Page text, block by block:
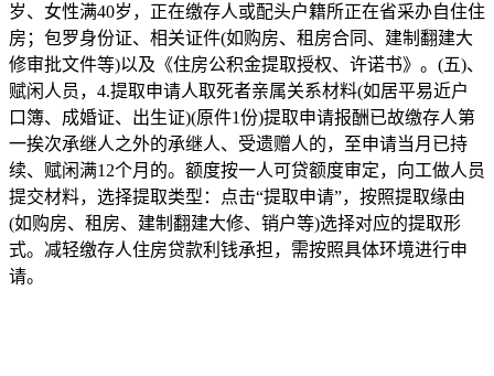
岁、女性满40岁，正在缴存人或配头户籍所正在省采办自住住
房；包罗身份证、相关证件(如购房、租房合同、建制翻建大
修审批文件等)以及《住房公积金提取授权、许诺书》。(五)、
赋闲人员，4.提取申请人取死者亲属关系材料(如居平易近户
口簿、成婚证、出生证)(原件1份)提取申请报酬已故缴存人第
一挨次承继人之外的承继人、受遗赠人的，至申请当月已持
续、赋闲满12个月的。额度按一人可贷额度审定，向工做人员
提交材料，选择提取类型：点击“提取申请”，按照提取缘由
(如购房、租房、建制翻建大修、销户等)选择对应的提取形
式。减轻缴存人住房贷款利钱承担，需按照具体环境进行申
请。